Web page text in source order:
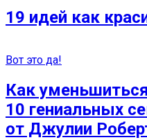
19 идей как
Вот это да!
Как
10 гениальных
от Джулии